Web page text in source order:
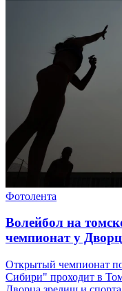
Фотолента
Волейбол на
чемпионат у
Открытый чемпионат
Сибири" проходит в